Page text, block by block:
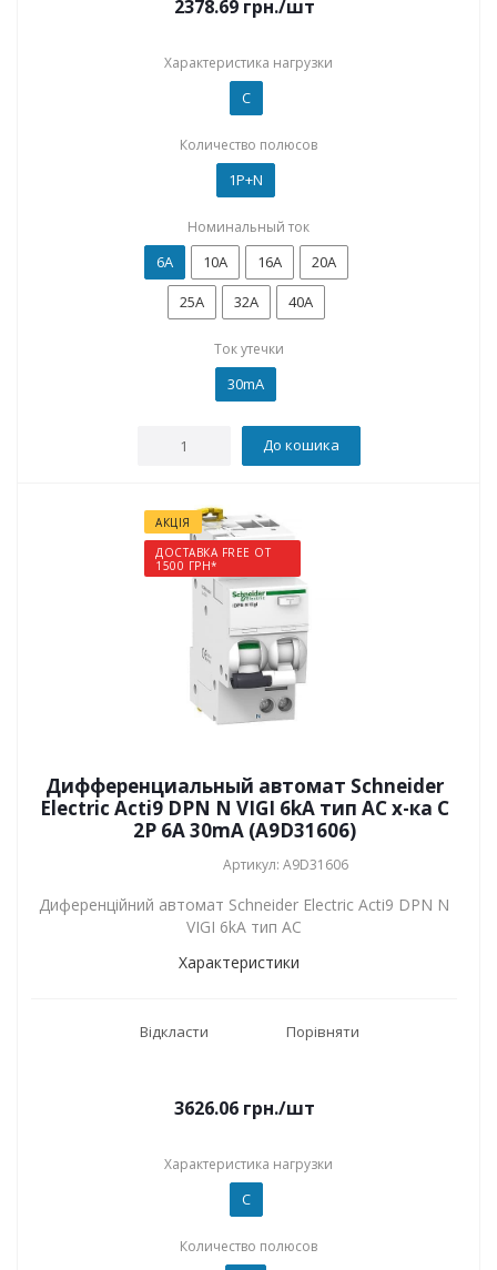
2378.69 грн./шт
Характеристика нагрузки
C
Количество полюсов
1P+N
Номинальный ток
6А 10А 16А
20А
25А
32А 40А
Ток утечки
30mA
До кошика
АКЦІЯ
ДОСТАВКА FREE ОТ
1500 ГРН*
Дифференциальный автомат Schneider
Electric Acti9 DPN N VIGI 6kA тип АС х-ка C
2P 6А 30mA (A9D31606)
Артикул: A9D31606
Диференційний автомат Schneider Electric Acti9 DPN N
VIGI 6kA тип АС
Характеристики
Відкласти Порівняти
3626.06 грн./шт
Характеристика нагрузки
C
Количество полюсов